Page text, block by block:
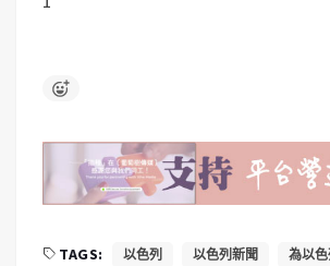
TAGS: 以色列 以色列新聞 為以